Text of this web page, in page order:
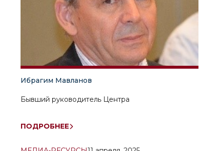
Ибрагим Мавланов
Бывший руководитель Центра
ПОДРОБНЕЕ